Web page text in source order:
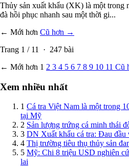
Thủy sản xuất khẩu (XK) là một trong
đà hồi phục nhanh sau một thời gi...
← Mới hơn Cũ hơn →
Trang 1 / 11 · 247 bài
← Mới hơn 1 2 3 4 5 6 7 8 9 10 11 Cũ
Xem nhiều nhất
1 Cá tra Việt Nam là một trong
tại Mỹ
2 Sản lượng trứng cá minh thái
3 DN Xuất khẩu cá tra: Đau đầu
4 Thị trường tiêu thụ thủy sản
5 Mỹ: Chi 8 triệu USD nghiên
lai